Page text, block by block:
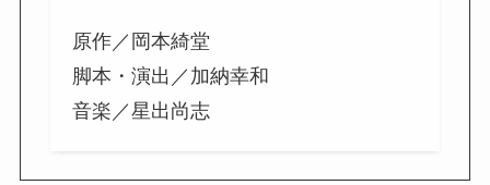
原作／岡本綺堂
脚本・演出／加納幸和
音楽／星出尚志